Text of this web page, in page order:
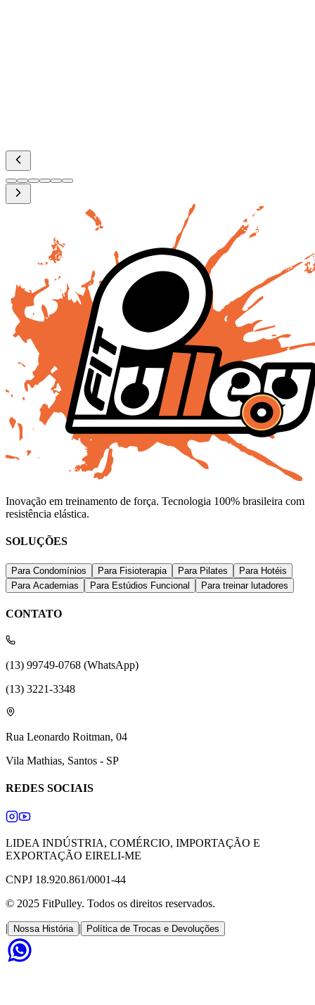
Inovação em treinamento de força. Tecnologia 100% brasileira com
resistência elástica.
SOLUÇÕES
Para Condomínios Para Fisioterapia Para Pilates
Para Hotéis
Para Academias
Para Estúdios Funcional Para treinar lutadores
CONTATO
(13) 99749-0768 (WhatsApp)
(13) 3221-3348
Rua Leonardo Roitman, 04
Vila Mathias, Santos - SP
REDES SOCIAIS
LIDEA INDÚSTRIA, COMÉRCIO, IMPORTAÇÃO E
EXPORTAÇÃO EIRELI-ME
CNPJ 18.920.861/0001-44
© 2025 FitPulley. Todos os direitos reservados.
| Nossa História | Política de Trocas e Devoluções